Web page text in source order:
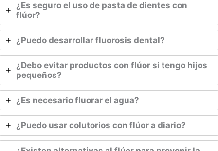
¿Es seguro el uso de pasta de dientes con
flúor?
¿Puedo desarrollar fluorosis dental?
¿Debo evitar productos con flúor si tengo hijos
pequeños?
¿Es necesario fluorar el agua?
¿Puedo usar colutorios con flúor a diario?